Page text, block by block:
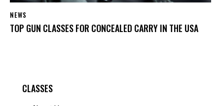
NEWS
TOP GUN CLASSES FOR CONCEALED CARRY IN THE USA
CLASSES